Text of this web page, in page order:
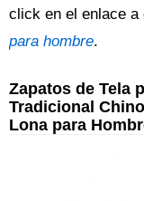
click en el enlace a
para hombre.
Zapatos de Tela
Tradicional
Lona para